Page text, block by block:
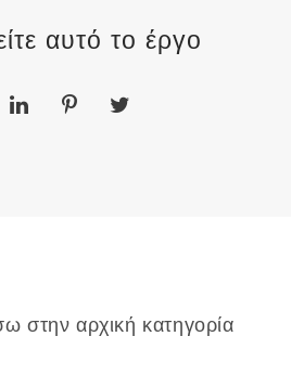
αυτό το έργο
στην αρχική κατηγορία